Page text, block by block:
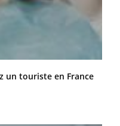
un touriste en France